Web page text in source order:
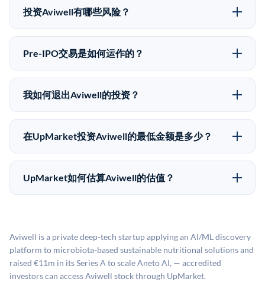
upmarket.co创建账户来表达对Aviwell股份的投资意向。
50,000美元。UpMarket是FINRA注册的经纪交易商，
自2019年以来已经纪超过5亿美元的另类投资。
投资Aviwell有哪些风险？
Pre-IPO投资存在重大风险。Aviwell的股份流动性低，
意味着没有公开市场可以快速出售。不存在确定的退出
好可能全部损失的准备。私有公司的估值在融资轮次之
间可能大幅波动。投资者应在投资前咨询其财务顾问并
Pre-IPO交易是如何运作的？
在Pre-IPO交易中，合格投资者通过二级市场平台从现有
股东（如员工、早期投资者或其他持有人）处购买股
为FINRA注册的经纪交易商促成这些交易，代表双方处
理合规、文件和结算事宜。
我如何退出Aviwell的投资？
Pre-IPO持股主要有两种退出途径：在二级市场将股份出
售给其他买家，或持有直到公司完成IPO或被收购。两
市场条件。任何退出的时间都是不可预测的，投资者应
做好多年持有的准备。
在UpMarket投资Aviwell的最低金额是多少？
UpMarket上大多数Pre-IPO产品的最低投资金额为
50,000美元。具体金额可能因产品和股份供应情况而有
UpMarket如何估算Aviwell的估值？
司可比倍数应用私有公司折扣，以反映流动性不足和信
息不对称。此估值不构成投资建议，可能与实际交易价
格存在重大差异。
Aviwell is a private deep-tech startup applying an AI/ML discovery
platform to microbiota-based sustainable nutritional solutions and
raised €11m in its Series A to scale Aneto AI, — accredited
investors can access Aviwell stock through UpMarket.